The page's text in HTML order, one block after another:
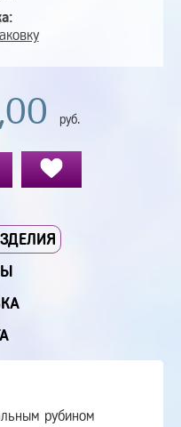
руб.
рубином